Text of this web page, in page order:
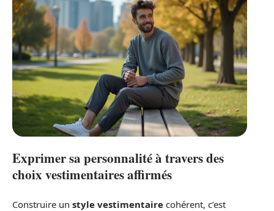
Exprimer sa personnalité à travers des
choix vestimentaires affirmés
Construire un style vestimentaire cohérent, c’est